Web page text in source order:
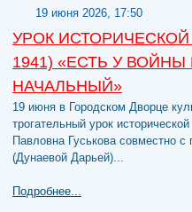
19 июня 2026, 17:50
УРОК
1941) «ЕСТЬ У
НАЧАЛЬНЫЙ»
19 июня в Городском Дворце
трогательный урок
Павловна Гуськова совместно с
(Дунаевой Дарьей)...
Подробнее...